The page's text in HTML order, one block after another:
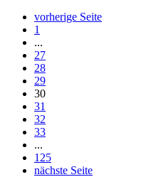
vorherige Seite
Seite
1
...
Seite
27
Seite
28
Seite
29
Seite
30
Seite
31
Seite
32
Seite
33
...
Seite
125
nächste Seite